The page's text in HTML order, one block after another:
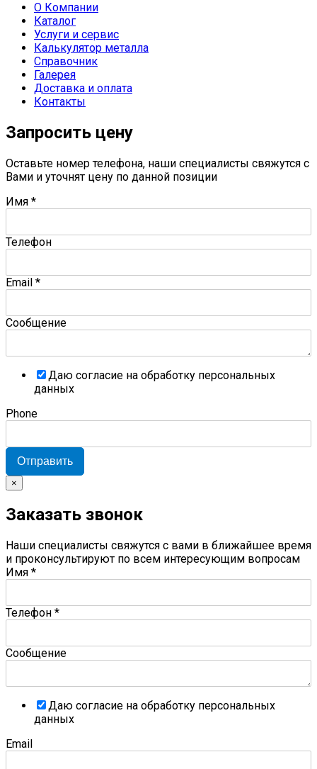
О Компании
Каталог
Услуги и сервис
Калькулятор металла
Справочник
Галерея
Доставка и оплата
Контакты
Запросить цену
Оставьте номер телефона, наши специалисты свяжутся с
Вами и уточнят цену по данной позиции
Имя *
Телефон
Email *
Сообщение
Даю согласие на обработку персональных
данных
Phone
Отправить
×
Заказать звонок
Наши специалисты свяжутся с вами в ближайшее время
и проконсультируют по всем интересующим вопросам
Имя *
Телефон *
Сообщение
Даю согласие на обработку персональных
данных
Email